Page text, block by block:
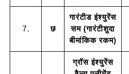
7. छ
गारंटीड इंश्युरेंस
सम (गारंटीशुदा
बीमांकिक रकम)
ग्रॉस इंश्युरेंस